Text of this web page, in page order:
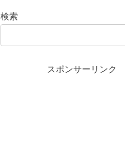
検索
スポンサーリンク